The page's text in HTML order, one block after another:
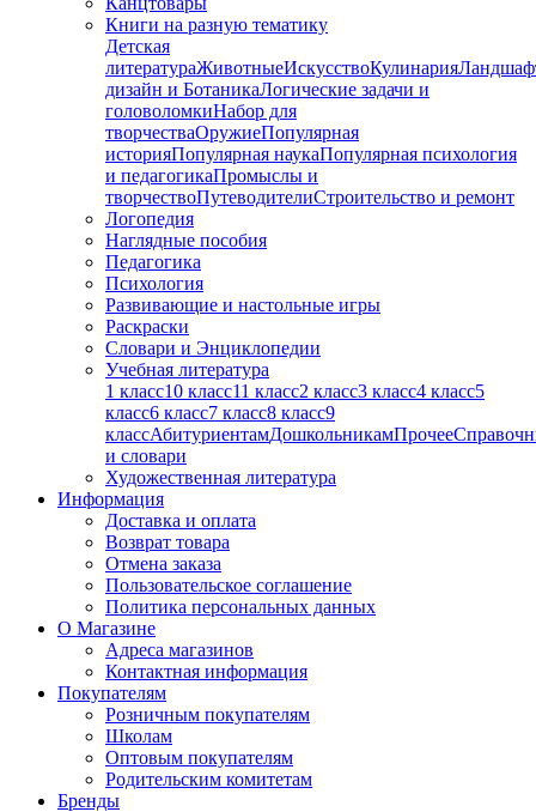
Книги на разную тематику
Детская
литератураЖивотныеИскусствоКулинария
дизайн и БотаникаЛогические задачи и
головоломкиНабор для
творчестваОружиеПопулярная
историяПопулярная наукаПопулярная психология
и педагогикаПромыслы и
творчествоПутеводителиСтроительство и ремонт
Логопедия
Наглядные пособия
Педагогика
Психология
Развивающие и настольные игры
Раскраски
Словари и Энциклопедии
Учебная литература
1 класс10 класс11 класс2 класс3 класс4 класс5
класс6 класс7 класс8 класс9
классАбитуриентамДошкольникамПрочее
и словари
Художественная литература
Информация
Доставка и оплата
Возврат товара
Отмена заказа
Пользовательское соглашение
Политика персональных данных
О Магазине
Адреса магазинов
Контактная информация
Покупателям
Розничным покупателям
Школам
Оптовым покупателям
Родительским комитетам
Бренды